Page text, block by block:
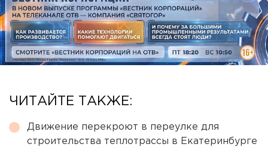
ЧИТАЙТЕ ТАКЖЕ:
Движение перекроют в переулке для
строительства теплотрассы в Екатеринбурге